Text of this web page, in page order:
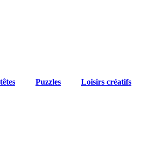
Puzzles Loisirs créatifs